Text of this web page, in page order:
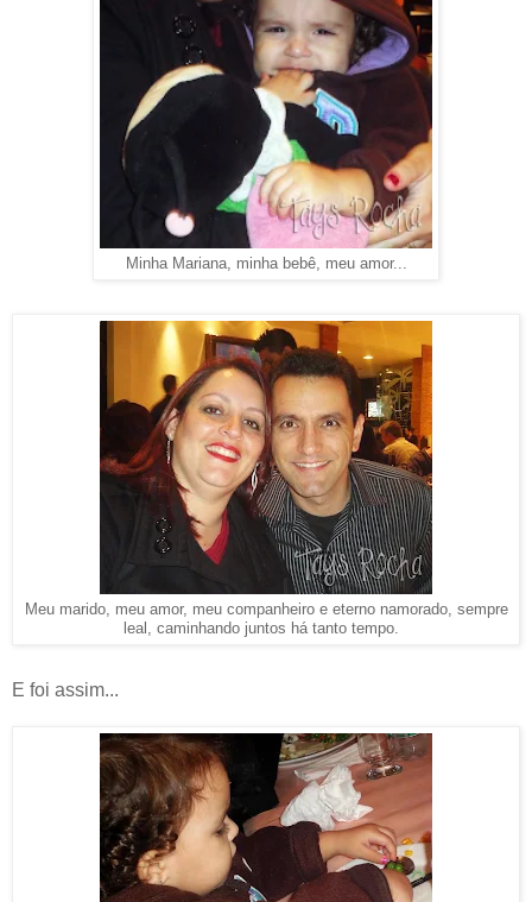
Minha Mariana, minha bebê, meu amor...
Meu marido, meu amor, meu companheiro e eterno namorado, sempre
leal, caminhando juntos há tanto tempo.
E foi assim...